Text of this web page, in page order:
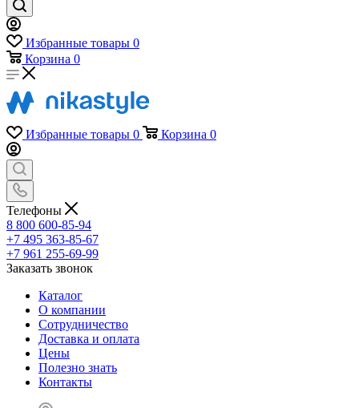
Избранные товары 0
Корзина 0
Избранные товары 0 Корзина 0
Телефоны
8 800 600-85-94
+7 495 363-85-67
+7 961 255-69-99
Заказать звонок
Каталог
О компании
Сотрудничество
Доставка и оплата
Цены
Полезно знать
Контакты